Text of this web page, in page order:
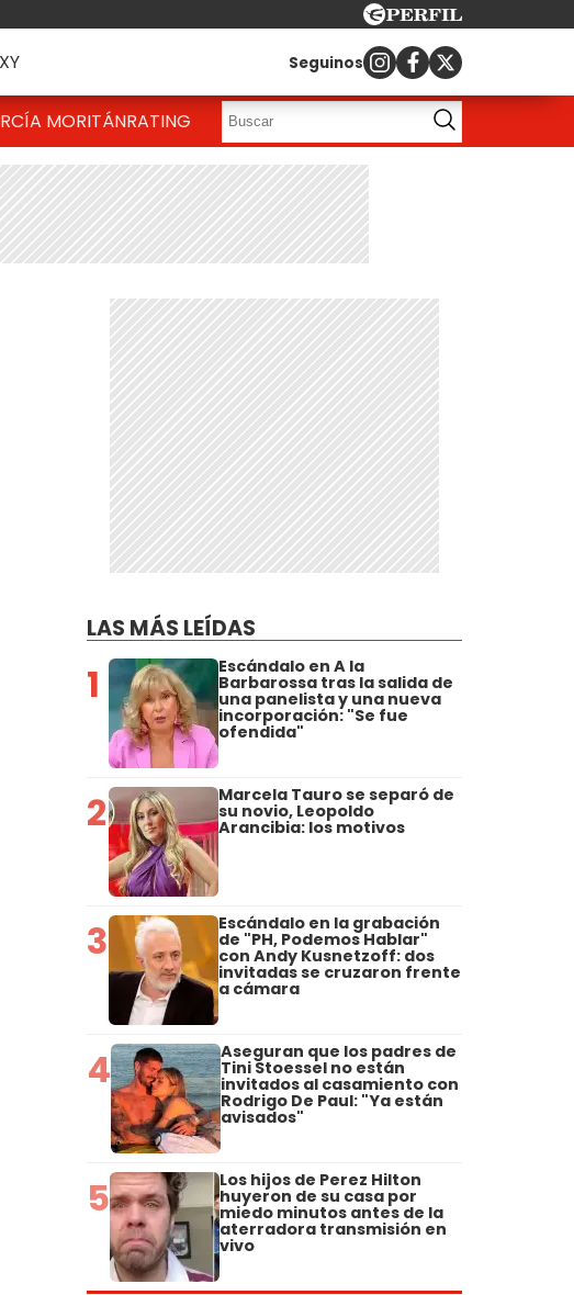
Seguinos
MORITÁNRATING
LAS MÁS LEÍDAS
1 Escándalo en A la
Barbarossa tras la salida de
una panelista y una nueva
incorporación: "Se fue
ofendida"
2 Marcela Tauro se separó de
su novio, Leopoldo
Arancibia: los motivos
3 Escándalo en la grabación
de "PH, Podemos Hablar"
con Andy Kusnetzoff: dos
invitadas se cruzaron frente
a cámara
4 Aseguran que los padres de
Tini Stoessel no están
invitados al casamiento con
Rodrigo De Paul: "Ya están
avisados"
5 Los hijos de Perez Hilton
huyeron de su casa por
miedo minutos antes de la
aterradora transmisión en
vivo